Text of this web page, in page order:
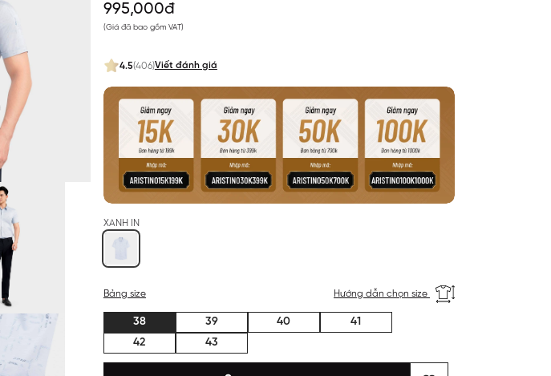
995,000đ
(Giá đã bao gồm VAT)
4.5(406)Viết đánh giá
XANH IN
Bảng size Hướng dẫn chọn size
38 39 40
41
42
43